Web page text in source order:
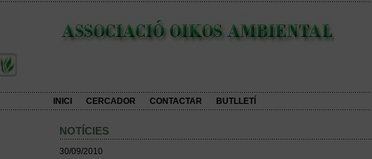
INICI CERCADOR CONTACTAR BUTLLETÍ
NOTÍCIES
30/09/2010